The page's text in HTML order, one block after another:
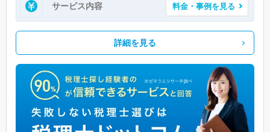
サービス内容 料金・事例を見る
詳細を見る